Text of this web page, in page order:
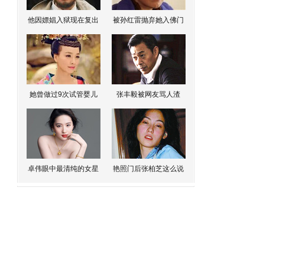
他因嫖娼入狱现在复出 被孙红雷抛弃她入佛门
她曾做过9次试管婴儿 张丰毅被网友骂人渣
卓伟眼中最清纯的女星 艳照门后张柏芝这么说